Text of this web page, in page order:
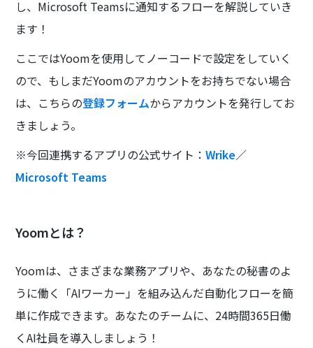
し、Microsoft Teamsに通知するフローを解説していき
ます！
ここではYoomを使用してノーコードで設定をしていく
ので、もしまだYoomのアカウントをお持ちでない場合
は、こちらの登録フォームからアカウントを発行してお
きましょう。
※今回連携するアプリの公式サイト：Wrike／
Microsoft Teams
Yoomとは？
Yoomは、さまざまな業務アプリや、あなたの秘書のよ
うに働く「AIワーカー」を組み込んだ自動化フローを簡
単に作成できます。あなたのチームに、24時間365日働
くAI社員を導入しましょう！